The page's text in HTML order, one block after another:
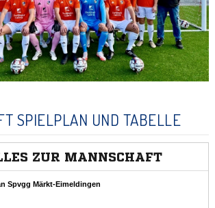
SPIELPLAN UND TABELLE